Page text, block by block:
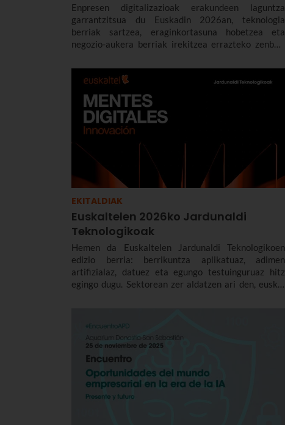
Enpresen digitalizazioak erakundeen laguntza
garrantzitsua du Euskadin 2026an, teknologia
berriak sartzea, eraginkortasuna hobetzea eta
negozio-aukera berriak irekitzea errazteko zenbait
EKITALDIAK
Euskaltelen 2026ko Jardunaldi
Teknologikoak
Hemen da Euskaltelen Jardunaldi Teknologikoen
edizio berria: berrikuntza aplikatuaz, adimen
artifizialaz, datuez eta egungo testuinguruaz hitz
egingo dugu. Sektorean zer aldatzen ari den, euskal